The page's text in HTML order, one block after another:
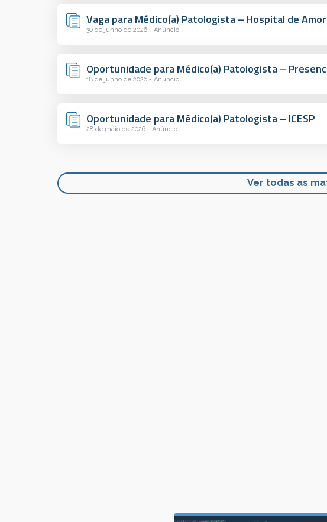
Vaga para Médico(a) Patologista – Hospital de
30 de junho de 2026 - Anúncio
Oportunidade para Médico(a) Patologista –
18 de junho de 2026 - Anúncio
Oportunidade para Médico(a) Patologista – ICESP
28 de maio de 2026 - Anúncio
Ver todas as